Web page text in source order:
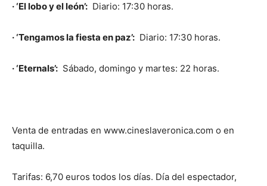
· ‘El lobo y el león’: Diario: 17:30 horas.
· ‘Tengamos la fiesta en paz’: Diario: 17:30 horas.
· ‘Eternals’: Sábado, domingo y martes: 22 horas.
Venta de entradas en www.cineslaveronica.com o en
taquilla.
Tarifas: 6,70 euros todos los días. Día del espectador,